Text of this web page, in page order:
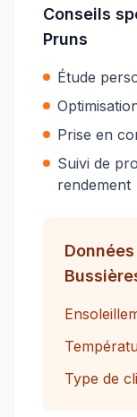
Conseils
Pruns
Étude
Prise en
Suivi de
rendement
Type de